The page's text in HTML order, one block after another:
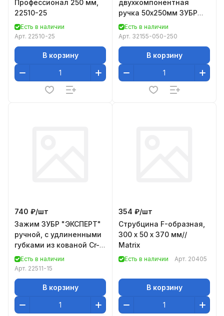
Профессионал 250 мм,
22510-25
Есть в наличии
Арт. 22510-25
В корзину
двухкомпонентная
ручка 50х250мм ЗУБР
"ПРОФЕССИОНАЛ"
32155-050-250
Есть в наличии
Арт. 32155-050-250
В корзину
740 ₽/шт
Зажим ЗУБР "ЭКСПЕРТ"
ручной, с удлиненными
губками из кованой Cr-V
стали, для мест с
ограниченным до
Есть в наличии
Арт. 22511-15
В корзину
354 ₽/шт
Струбцина F-образная,
300 х 50 х 370 мм//
Matrix
Есть в наличии Арт. 20405
В корзину